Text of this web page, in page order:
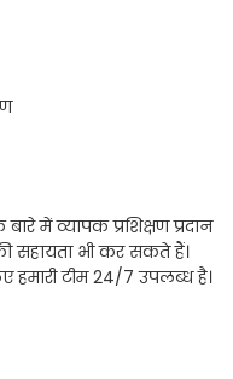
में व्यापक प्रशिक्षण प्रदान
सहायता भी कर सकते हैं।
हमारी टीम 24/7 उपलब्ध है।